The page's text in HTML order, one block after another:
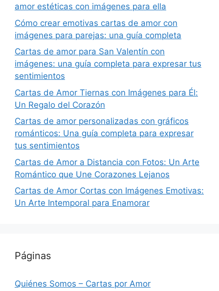
amor estéticas con imágenes para ella
Cómo crear emotivas cartas de amor con
imágenes para parejas: una guía completa
Cartas de amor para San Valentín con
imágenes: una guía completa para expresar tus
sentimientos
Cartas de Amor Tiernas con Imágenes para Él:
Un Regalo del Corazón
Cartas de amor personalizadas con gráficos
románticos: Una guía completa para expresar
tus sentimientos
Cartas de Amor a Distancia con Fotos: Un Arte
Romántico que Une Corazones Lejanos
Cartas de Amor Cortas con Imágenes Emotivas:
Un Arte Intemporal para Enamorar
Páginas
Quiénes Somos – Cartas por Amor